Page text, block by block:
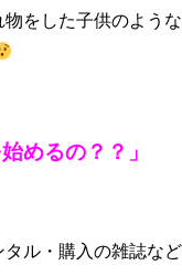
をした子供のような
めるの？？」
ル・購入の雑誌など